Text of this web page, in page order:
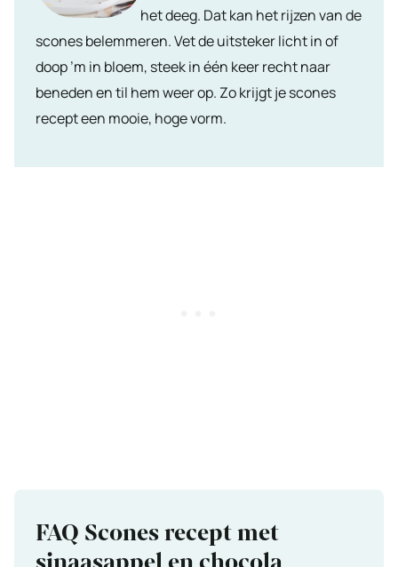
het deeg. Dat kan het rijzen van de
scones belemmeren. Vet de uitsteker licht in of
doop ’m in bloem, steek in één keer recht naar
beneden en til hem weer op. Zo krijgt je scones
recept een mooie, hoge vorm.
FAQ Scones recept met